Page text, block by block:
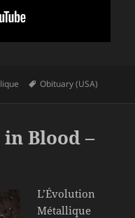
Mots-
Obituary (USA)
Blood –
L’Évolution
Métallique